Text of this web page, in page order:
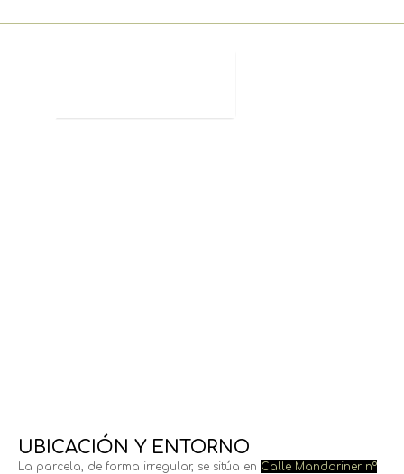
UBICACIÓN Y ENTORNO
La parcela, de forma irregular, se sitúa en Calle Mandariner nº